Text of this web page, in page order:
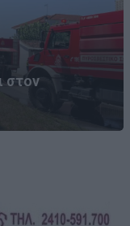
στον